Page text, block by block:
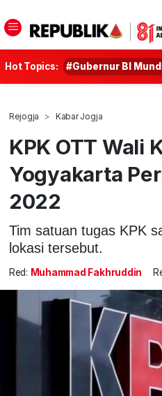
Hot Topics: #Gubernur BI
Rejogja Kabar Jogja
KPK OTT Wali
Yogyakarta
2022
Tim satuan tugas KPK
lokasi tersebut.
Red: Muhammad Fakhruddin